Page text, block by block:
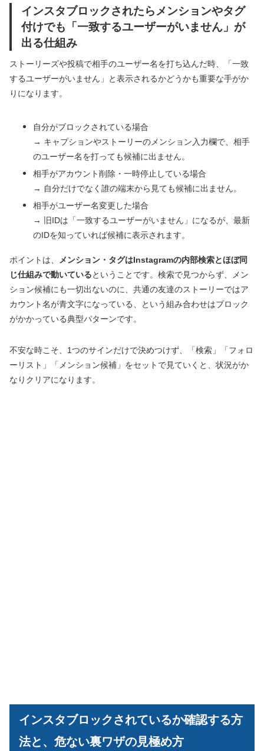
インスタブロックされたらメンションやタグ
付けでも「一致するユーザーがいません」が
出る仕組み
ストーリーズや投稿で相手のユーザー名を打ち込んだ時、「一致
するユーザーがいません」と表示されるかどうかも重要な手がか
りになります。
自分がブロックされている場合
→ キャプションやストーリーのメンション入力欄で、相手
のユーザー名を打っても候補に出ません。
相手がアカウント削除・一時停止している場合
→ 自分だけでなく誰の端末から見ても候補に出ません。
相手がユーザー名変更した場合
→ 旧IDは「一致するユーザーがいません」になるが、最新
のIDを知っていれば候補に表示されます。
ポイントは、 メンション・タグはInstagramの内部検索とほぼ同
じ仕組みで動いているということです。検索で見つからず、メン
ション候補にも一切出ないのに、共通の友達のストーリーではア
カウント名が青文字になっている、という組み合わせはブロック
がかかっている典型パターンです。
不安な時こそ、1つのサインだけで決めつけず、「検索」「フォロ
ーリスト」「メンション候補」をセットで見ていくと、状況がか
なりクリアになります。
インスタブロックされているか確認する方
法と、危ない裏ワザの見極め方